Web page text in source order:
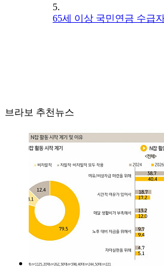
5.
65세 이상 국민연금 수급
브라보 추천뉴스